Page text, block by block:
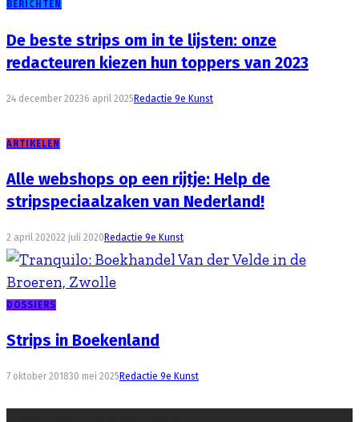
BERICHTEN
De beste strips om in te lijsten: onze
redacteuren kiezen hun toppers van 2023
24 december 20236 april 2025Redactie 9e Kunst
ARTIKELEN
Alle webshops op een rijtje: Help de
stripspeciaalzaken van Nederland!
2 april 202022 juli 2020Redactie 9e Kunst
DOSSIERS
Strips in Boekenland
7 oktober 201830 mei 2025Redactie 9e Kunst